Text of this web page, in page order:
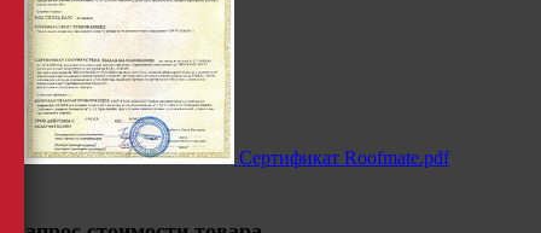
Сертификат Roofmate.pdf